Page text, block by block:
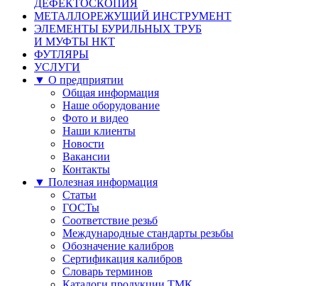
ДЕФЕКТОСКОПИЯ
МЕТАЛЛОРЕЖУЩИЙ ИНСТРУМЕНТ
ЭЛЕМЕНТЫ БУРИЛЬНЫХ ТРУБ
И МУФТЫ НКТ
ФУТЛЯРЫ
УСЛУГИ
▼ О предприятии
Общая информация
Наше оборудование
Фото и видео
Наши клиенты
Новости
Вакансии
Контакты
▼ Полезная информация
Статьи
ГОСТы
Соответствие резьб
Международные стандарты резьбы
Обозначение калибров
Сертификация калибров
Словарь терминов